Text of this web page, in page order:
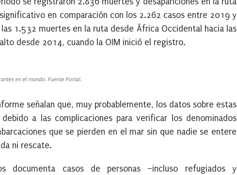
en comparación con los 2.262 casos entre 2019 y
1.532 muertes en la ruta desde África Occidental hacia las
alto desde 2014, cuando la OIM inició el registro.
en el mundo. Fuente Portal.
señalan que, muy probablemente, los datos sobre estas
a las complicaciones para verificar los denominados
que se pierden en el mar sin que nadie se entere
ni rescate.
documenta casos de personas –incluso refugiados y